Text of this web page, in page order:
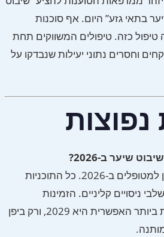
בתאי גזע” היום. אף סוכנות
טיפול כזה. טיפולים המשווקים תחת
וחסרים נתוני יעילות שנבדקו על
שיער ב-2026?
שיבוט שיער אינו זמין למטופלים ב-2026. כל התוכניות
ניסויים קליניים. הזמינות
המסחרית המוקדמת ביותר האפשרית היא 2029, ורק ביפן